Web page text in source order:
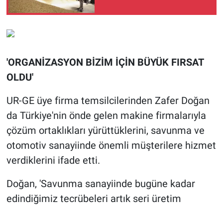
'ORGANİZASYON BİZİM İÇİN BÜYÜK FIRSAT
OLDU'
UR-GE üye firma temsilcilerinden Zafer Doğan
da Türkiye'nin önde gelen makine firmalarıyla
çözüm ortaklıkları yürüttüklerini, savunma ve
otomotiv sanayiinde önemli müşterilere hizmet
verdiklerini ifade etti.
Doğan, 'Savunma sanayiinde bugüne kadar
edindiğimiz tecrübeleri artık seri üretim